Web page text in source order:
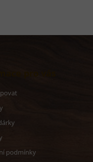
podmínky